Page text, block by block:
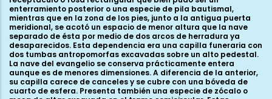
enterramiento posterior o una especie de pila bautismal,
mientras que en la zona de los pies, junto a la antigua puerta
meridional, se acotó un espacio de menor altura que la nave
separado de ésta por medio de dos arcos de herradura ya
desaparecidos. Esta dependencia era una capilla funeraria con
dos tumbas antropomorfas excavadas sobre un alto pedestal.
La nave del evangelio se conserva prácticamente entera
aunque es de menores dimensiones. A diferencia de la anterior,
su capilla carece de canceles y se cubre con una bóveda de
cuarto de esfera. Presenta también una especie de zócalo o